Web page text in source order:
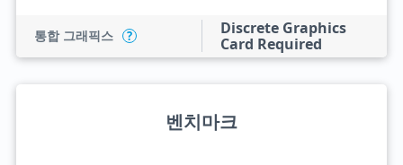
통합 그래픽스 ?
Discrete Graphics
Card Required
벤치마크